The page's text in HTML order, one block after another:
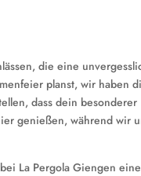
die eine
planst, wir haben
dass dein besonderer
genießen, während wir
La Pergola Giengen